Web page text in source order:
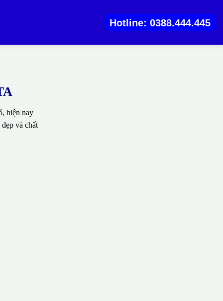
Hotline: 0388.444.445
hiện nay
và chất